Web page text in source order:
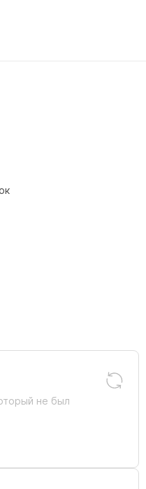
не был